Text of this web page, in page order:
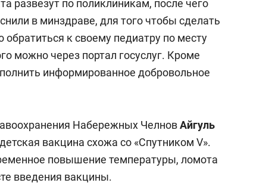
развезут по поликлиникам, после чего
в минздраве, для того чтобы сделать
обратиться к своему педиатру по месту
можно через портал госуслуг. Кроме
информированное добровольное
Набережных ЧелновАйгуль
вакцина схожа со «Спутником V».
повышение температуры, ломота
введения вакцины.